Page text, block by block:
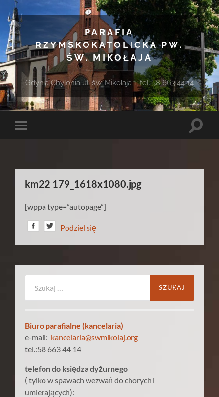
PARAFIA
RZYMSKOKATOLICKA PW.
ŚW. MIKOŁAJA
Gdynia Chylonia ul. św. Mikołaja 1, tel. 58 663 44 14
Toggle
Toggle
km22 179_1618x1080.jpg
[wppa type=”autopage”]
Podziel się
Biuro parafialne (kancelaria)
e-mail: kancelaria@swmikolaj.org
tel.:58 663 44 14
telefon do księdza dyżurnego
( tylko w spawach wezwań do chorych i
umierających):